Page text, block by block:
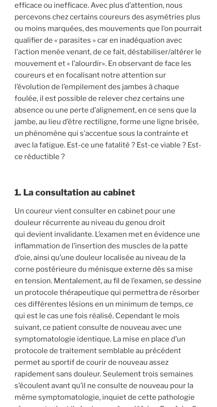
efficace ou inefficace. Avec plus d’attention, nous
percevons chez certains coureurs des asymétries plus
ou moins marquées, des mouvements que l’on pourrait
qualifier de « parasites » car en inadéquation avec
l’action menée venant, de ce fait, déstabiliser/altérer le
mouvement et « l’alourdir». En observant de face les
coureurs et en focalisant notre attention sur
l’évolution de l’empilement des jambes à chaque
foulée, il est possible de relever chez certains une
absence ou une perte d’alignement, en ce sens que la
jambe, au lieu d’être rectiligne, forme une ligne brisée,
un phénomène qui s’accentue sous la contrainte et
avec la fatigue. Est-ce une fatalité ? Est-ce viable ? Est-
ce réductible ?
1. La consultation au cabinet
Un coureur vient consulter en cabinet pour une
douleur récurrente au niveau du genou droit
qui devient invalidante. L’examen met en évidence une
inflammation de l’insertion des muscles de la patte
d’oie, ainsi qu’une douleur localisée au niveau de la
corne postérieure du ménisque externe dès sa mise
en tension. Mentalement, au fil de l’examen, se dessine
un protocole thérapeutique qui permettra de résorber
ces différentes lésions en un minimum de temps, ce
qui est le cas une fois réalisé. Cependant le mois
suivant, ce patient consulte de nouveau avec une
symptomatologie identique. La mise en place d’un
protocole de traitement semblable au précédent
permet au sportif de courir de nouveau assez
rapidement sans douleur. Seulement trois semaines
s’écoulent avant qu’il ne consulte de nouveau pour la
même symptomatologie, inquiet de cette pathologie